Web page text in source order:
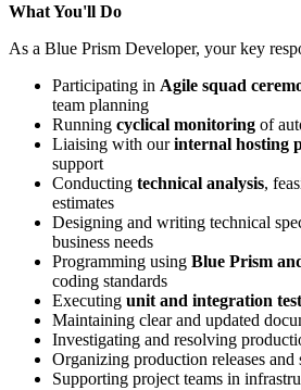
What You'll Do
As a Blue Prism Developer, your key
Participating in Agile squad
team planning
Running cyclical monitoring of
Liaising with ourinternal hosting
support
Conducting technical analysis,
estimates
Designing and writing technical
business needs
Programming using Blue Prism
coding standards
Executing unit and integration
Maintaining clear and updated
Investigating and resolving
Organizing production releases
Supporting project teams in